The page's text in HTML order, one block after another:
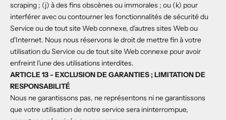
scraping ; (j) à des fins obscènes ou immorales ; ou (k) pour
interférer avec ou contourner les fonctionnalités de sécurité du
Service ou de tout site Web connexe, d'autres sites Web ou
d'Internet. Nous nous réservons le droit de mettre fin à votre
utilisation du Service ou de tout site Web connexe pour avoir
enfreint l'une des utilisations interdites.
ARTICLE 13 - EXCLUSION DE GARANTIES ; LIMITATION DE
RESPONSABILITÉ
Nous ne garantissons pas, ne représentons ni ne garantissons
que votre utilisation de notre service sera ininterrompue,